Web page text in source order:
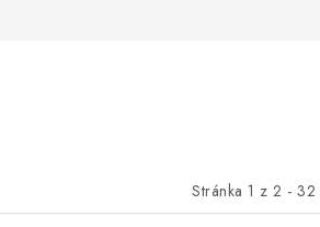
Stránka 1 z 2 - 32